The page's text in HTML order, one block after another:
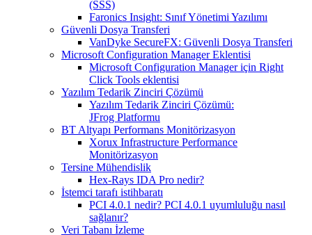
(SSS)
Faronics Insight: Sınıf Yönetimi Yazılımı
Güvenli Dosya Transferi
VanDyke SecureFX: Güvenli Dosya Transferi
Microsoft Configuration Manager Eklentisi
Microsoft Configuration Manager için Right
Click Tools eklentisi
Yazılım Tedarik Zinciri Çözümü
Yazılım Tedarik Zinciri Çözümü:
JFrog Platformu
BT Altyapı Performans Monitörizasyon
Xorux Infrastructure Performance
Monitörizasyon
Tersine Mühendislik
Hex-Rays IDA Pro nedir?
İstemci tarafı istihbaratı
PCI 4.0.1 nedir? PCI 4.0.1 uyumluluğu nasıl
sağlanır?
Veri Tabanı İzleme